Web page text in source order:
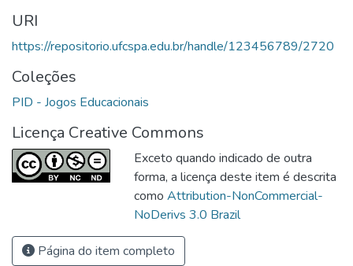
URI
https://repositorio.ufcspa.edu.br/handle/123456789/2720
Coleções
PID - Jogos Educacionais
Licença Creative Commons
Exceto quando indicado de outra
forma, a licença deste item é descrita
como Attribution-NonCommercial-
NoDerivs 3.0 Brazil
Página do item completo